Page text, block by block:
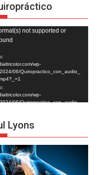
not supported or
wp-
06/Quiropractico_con_audio_
wp-
06/Quiropractico_con_audio_
Lyons